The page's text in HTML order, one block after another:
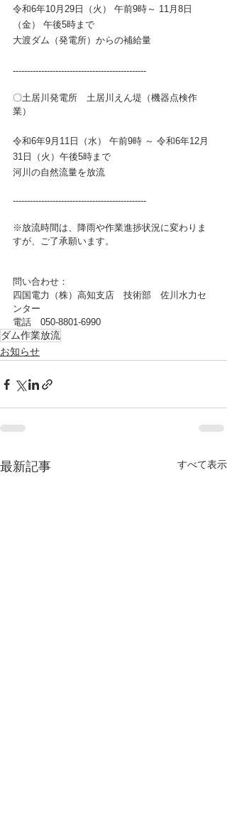
令和6年10月29日（火） 午前9時～ 11月8日
（金） 午後5時まで
大渡ダム（発電所）からの補給量
-----------------------------------------------
〇土居川発電所　土居川えん堤（機器点検作
業）
令和6年9月11日（水） 午前9時 ～ 令和6年12月
31日（火）午後5時まで
河川の自然流量を放流
-----------------------------------------------
※放流時間は、降雨や作業進捗状況に変わりま
すが、ご了承願います。
問い合わせ：
四国電力（株）高知支店　技術部　佐川水力セ
ンター
電話　050-8801-6990
ダム作業放流
お知らせ
最新記事 すべて表示